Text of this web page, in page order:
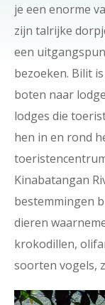
je een enorme
zijn talrijke
een
bezoeken. Bilit
boten naar
lodges die
hen in en rond
Kinabatangan
bestemmingen
dieren
krokodillen,
soorten vogels,